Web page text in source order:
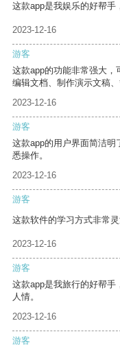
这款app是我娱乐的好帮手
2023-12-16
游客
这款app的功能非常强大
编辑文档、制作演示文稿、
2023-12-16
游客
这款app的用户界面简洁
悉操作。
2023-12-16
游客
这款软件的学习方式非常
2023-12-16
游客
这款app是我旅行的好帮
人情。
2023-12-16
游客